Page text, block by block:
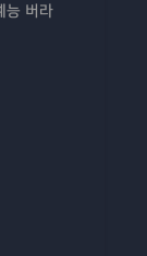
능 버라